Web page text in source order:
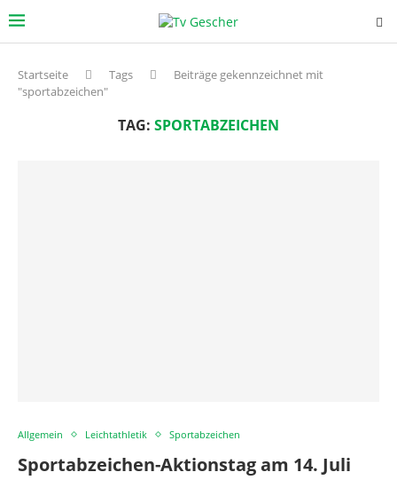
Startseite Tags
Beiträge gekennzeichnet mit
"sportabzeichen"
TAG: SPORTABZEICHEN
Allgemein Leichtathletik Sportabzeichen
Sportabzeichen-Aktionstag am 14. Juli